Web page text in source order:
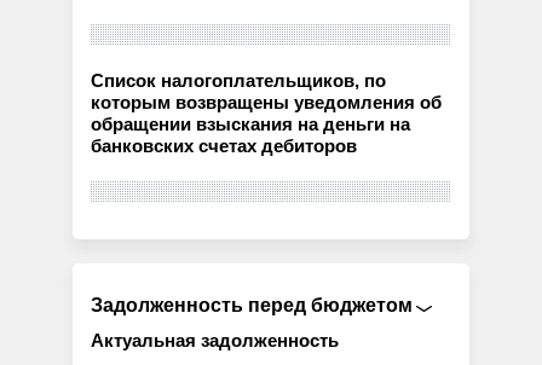
Список налогоплательщиков, по
которым возвращены уведомления об
обращении взыскания на деньги на
банковских счетах дебиторов
Задолженность перед бюджетом
Актуальная задолженность